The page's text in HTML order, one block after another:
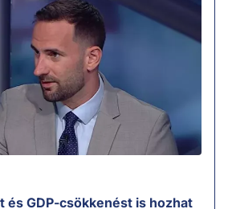
és GDP-csökkenést is hozhat